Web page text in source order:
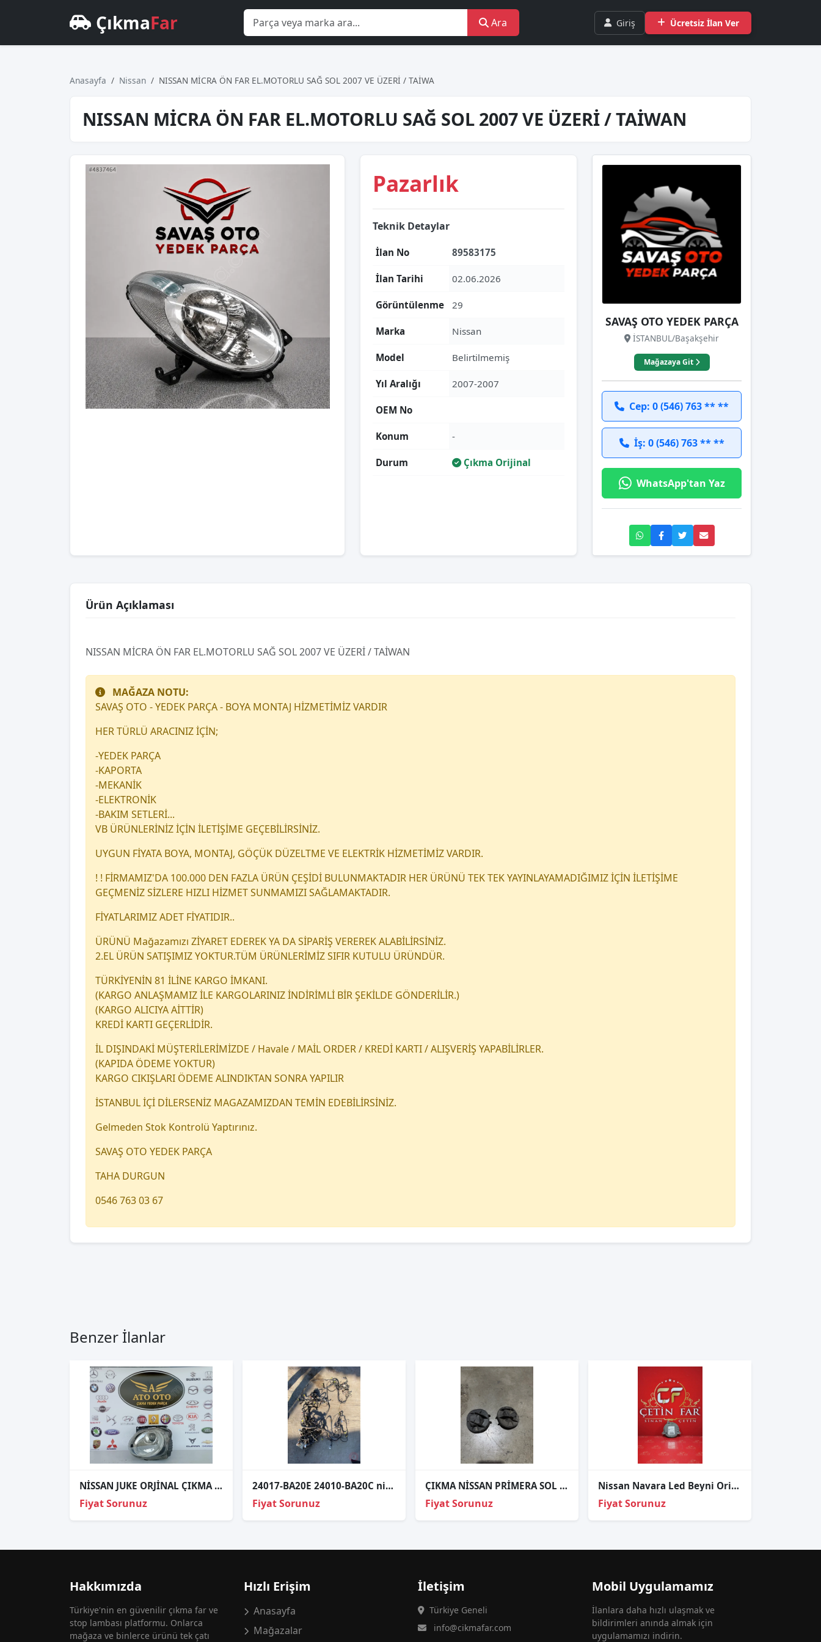
ÇıkmaFar Ara Giriş Ücretsiz İlan Ver
Anasayfa Nissan NISSAN MİCRA ÖN FAR EL.MOTORLU SAĞ SOL 2007 VE ÜZERİ / TAİWA
NISSAN MİCRA ÖN FAR EL.MOTORLU SAĞ SOL 2007 VE ÜZERİ / TAİWAN
Pazarlık
Teknik Detaylar
İlan No 89583175
İlan Tarihi 02.06.2026
Görüntülenme 29
Marka Nissan
Model Belirtilmemiş
Yıl Aralığı 2007-2007
OEM No
Konum -
Durum Çıkma Orijinal
SAVAŞ OTO YEDEK PARÇA
İSTANBUL/Başakşehir
Mağazaya Git
Cep: 0 (546) 763 ** **
İş: 0 (546) 763 ** **
WhatsApp'tan Yaz
Ürün Açıklaması
NISSAN MİCRA ÖN FAR EL.MOTORLU SAĞ SOL 2007 VE ÜZERİ / TAİWAN
MAĞAZA NOTU:
SAVAŞ OTO - YEDEK PARÇA - BOYA MONTAJ HİZMETİMİZ VARDIR
HER TÜRLÜ ARACINIZ İÇİN;
-YEDEK PARÇA
-KAPORTA
-MEKANİK
-ELEKTRONİK
-BAKIM SETLERİ...
VB ÜRÜNLERİNİZ İÇİN İLETİŞİME GEÇEBİLİRSİNİZ.
UYGUN FİYATA BOYA, MONTAJ, GÖÇÜK DÜZELTME VE ELEKTRİK HİZMETİMİZ VARDIR.
! ! FİRMAMIZ'DA 100.000 DEN FAZLA ÜRÜN ÇEŞİDİ BULUNMAKTADIR HER ÜRÜNÜ TEK TEK YAYINLAYAMADIĞIMIZ İÇİN İLETİŞİME
GEÇMENİZ SİZLERE HIZLI HİZMET SUNMAMIZI SAĞLAMAKTADIR.
FİYATLARIMIZ ADET FİYATIDIR..
ÜRÜNÜ Mağazamızı ZİYARET EDEREK YA DA SİPARİŞ VEREREK ALABİLİRSİNİZ.
2.EL ÜRÜN SATIŞIMIZ YOKTUR.TÜM ÜRÜNLERİMİZ SIFIR KUTULU ÜRÜNDÜR.
TÜRKİYENİN 81 İLİNE KARGO İMKANI.
(KARGO ANLAŞMAMIZ İLE KARGOLARINIZ İNDİRİMLİ BİR ŞEKİLDE GÖNDERİLİR.)
(KARGO ALICIYA AİTTİR)
KREDİ KARTI GEÇERLİDİR.
İL DIŞINDAKİ MÜŞTERİLERİMİZDE / Havale / MAİL ORDER / KREDİ KARTI / ALIŞVERİŞ YAPABİLİRLER.
(KAPIDA ÖDEME YOKTUR)
KARGO CIKIŞLARI ÖDEME ALINDIKTAN SONRA YAPILIR
İSTANBUL İÇİ DİLERSENİZ MAGAZAMIZDAN TEMİN EDEBİLİRSİNİZ.
Gelmeden Stok Kontrolü Yaptırınız.
SAVAŞ OTO YEDEK PARÇA
TAHA DURGUN
0546 763 03 67
Benzer İlanlar
NİSSAN JUKE ORJİNAL ÇIKMA SOL FAR
Fiyat Sorunuz
24017-BA20E 24010-BA20C nissan primera 2007 iç tesisat
Fiyat Sorunuz
ÇIKMA NİSSAN PRİMERA SOL FAR KAPAĞI
Fiyat Sorunuz
Nissan Navara Led Beyni Orijinal Çıkma
Fiyat Sorunuz
Hakkımızda
Türkiye'nin en güvenilir çıkma far ve
stop lambası platformu. Onlarca
mağaza ve binlerce ürünü tek çatı
Hızlı Erişim
Anasayfa
Mağazalar
İletişim
Türkiye Geneli
info@cikmafar.com
Mobil Uygulamamız
İlanlara daha hızlı ulaşmak ve
bildirimleri anında almak için
uygulamamızı indirin.